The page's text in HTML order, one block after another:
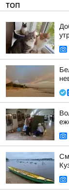
ТОП